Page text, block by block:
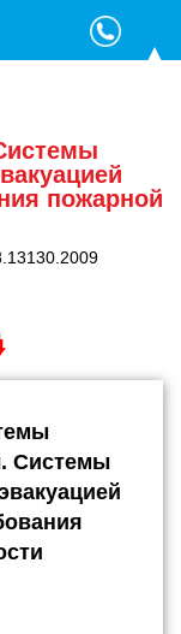
пожарной
Системы